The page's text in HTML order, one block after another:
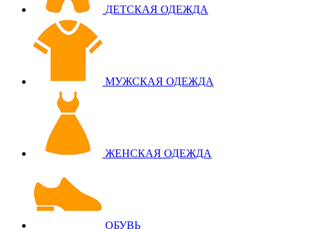
ДЕТСКАЯ ОДЕЖДА
МУЖСКАЯ ОДЕЖДА
ЖЕНСКАЯ ОДЕЖДА
ОБУВЬ